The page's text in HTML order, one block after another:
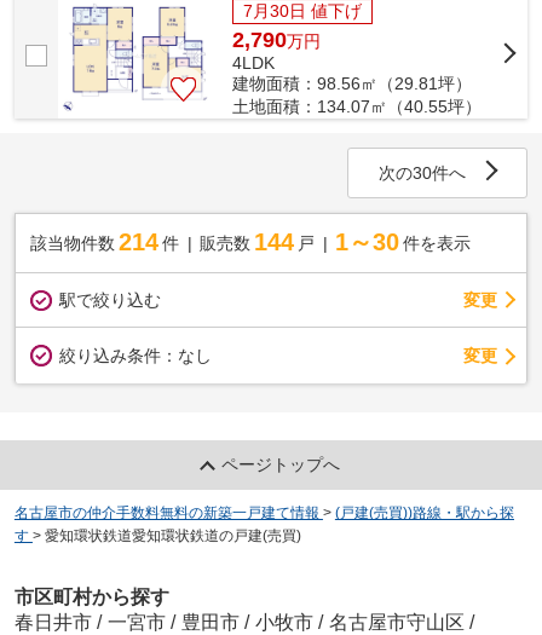
7月30日 値下げ
2,790万円
4LDK
建物面積：98.56㎡（29.81坪）
土地面積：134.07㎡（40.55坪）
次の30件へ
該当物件数 214件 販売数 144 戸 1～30 件を表示
駅で絞り込む 変更
絞り込み条件： なし 変更
ページトップへ
名古屋市の仲介手数料無料の新築一戸建て情報 > (戸建(売買))路線・駅から探
す > 愛知環状鉄道愛知環状鉄道の戸建(売買)
市区町村から探す
春日井市 / 一宮市 / 豊田市 / 小牧市 / 名古屋市守山区 /